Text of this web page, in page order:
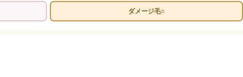
ダメージ毛○